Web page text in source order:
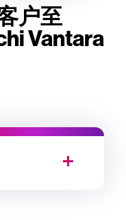
户至
Vantara